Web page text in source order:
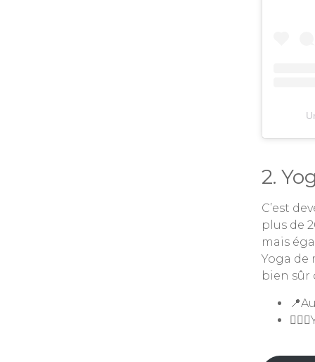
2.
C’est
plus de
mais
Yoga de
bien sûr